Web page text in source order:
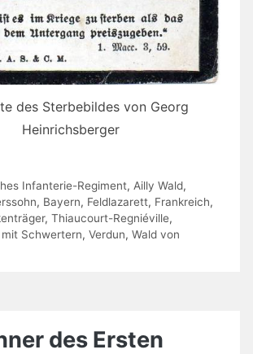
des Sterbebildes von Georg
Heinrichsberger
Infanterie-Regiment, Ailly Wald,
, Bayern, Feldlazarett, Frankreich,
, Thiaucourt-Regniéville,
Schwertern, Verdun, Wald von
des Ersten